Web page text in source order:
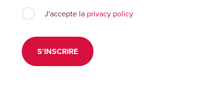
J'accepte la privacy policy
S'INSCRIRE